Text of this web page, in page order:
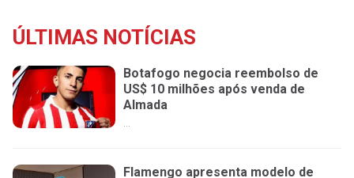
ÚLTIMAS NOTÍCIAS
Botafogo negocia reembolso de
US$ 10 milhões após venda de
Almada
...
Flamengo apresenta modelo de